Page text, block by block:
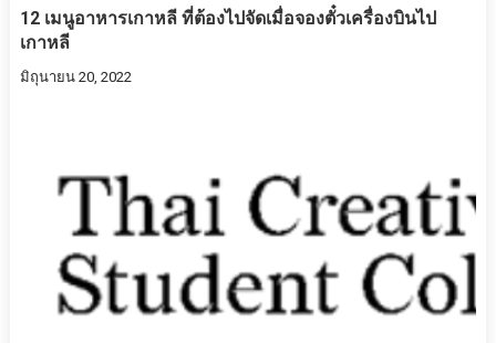
12 เมนูอาหารเกาหลี ที่ต้องไปจัดเมื่อจองตั๋วเครื่องบินไป
เกาหลี
มิถุนายน 20, 2022